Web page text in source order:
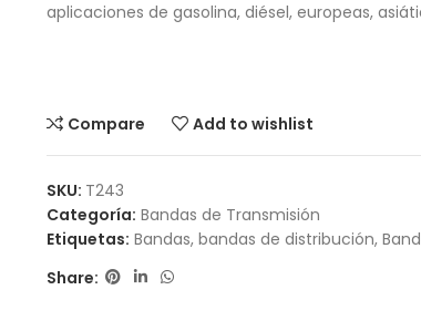
aplicaciones de gasolina, diésel, europeas,
Compare Add to wishlist
SKU: T243
Categoría: Bandas de Transmisión
Etiquetas: Bandas, bandas de distribución,
Share: